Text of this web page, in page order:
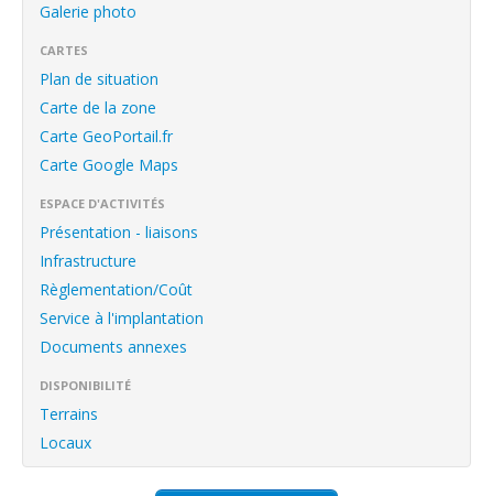
Référencer ma zone
Contact
Mon ZA.com
中文
English
Français
Connexion
Galerie photo
CARTES
Plan de situation
Carte de la zone
Carte GeoPortail.fr
Carte Google Maps
ESPACE D'ACTIVITÉS
Présentation - liaisons
Infrastructure
Règlementation/Coût
Service à l'implantation
Documents annexes
DISPONIBILITÉ
Terrains
Locaux